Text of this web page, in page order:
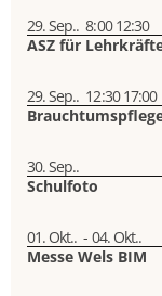
29. Sep.. 8:0012:30
ASZ für
29. Sep.. 12:3017:00
30. Sep..
Schulfoto
01. Okt.. - 04. Okt..
Messe Wels BIM